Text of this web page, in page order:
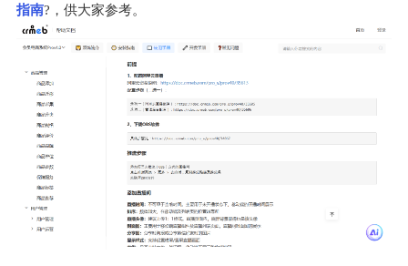
指南?️，供大家参考。